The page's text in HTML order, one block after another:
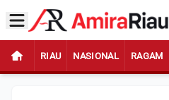
RIAU NASIONAL RAGAM